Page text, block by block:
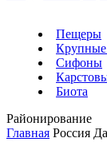
Пещеры
Крупные
Сифоны
Биота
Районирование
Главная Россия